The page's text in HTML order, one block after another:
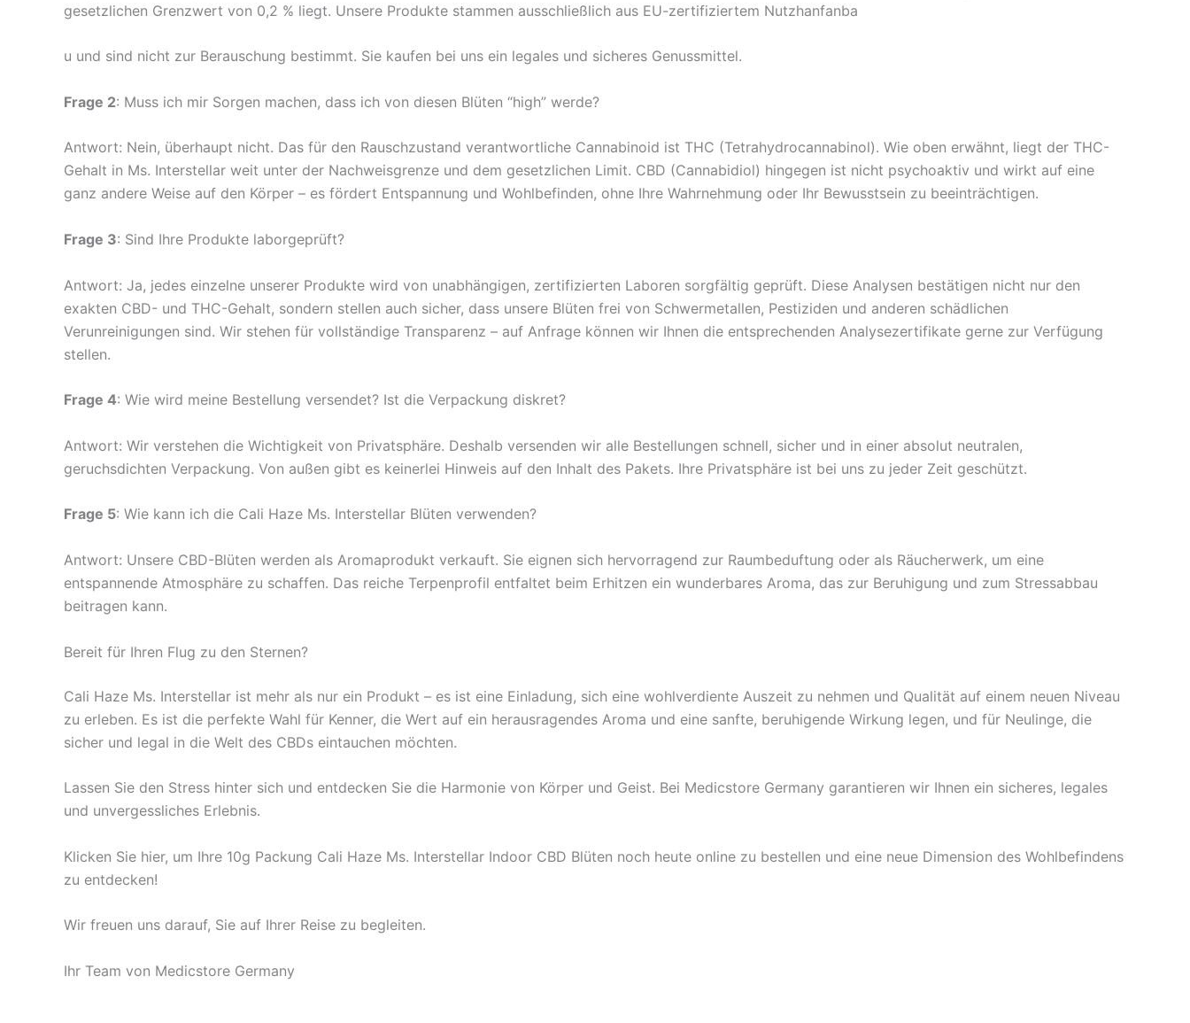
gesetzlichen Grenzwert von 0,2 % liegt. Unsere Produkte stammen ausschließlich aus EU-zertifiziertem Nutzhanfanba
u und sind nicht zur Berauschung bestimmt. Sie kaufen bei uns ein legales und sicheres Genussmittel.
Frage 2: Muss ich mir Sorgen machen, dass ich von diesen Blüten “high” werde?
Antwort: Nein, überhaupt nicht. Das für den Rauschzustand verantwortliche Cannabinoid ist THC (Tetrahydrocannabinol). Wie oben erwähnt, liegt der THC-
Gehalt in Ms. Interstellar weit unter der Nachweisgrenze und dem gesetzlichen Limit. CBD (Cannabidiol) hingegen ist nicht psychoaktiv und wirkt auf eine
ganz andere Weise auf den Körper – es fördert Entspannung und Wohlbefinden, ohne Ihre Wahrnehmung oder Ihr Bewusstsein zu beeinträchtigen.
Frage 3: Sind Ihre Produkte laborgeprüft?
Antwort: Ja, jedes einzelne unserer Produkte wird von unabhängigen, zertifizierten Laboren sorgfältig geprüft. Diese Analysen bestätigen nicht nur den
exakten CBD- und THC-Gehalt, sondern stellen auch sicher, dass unsere Blüten frei von Schwermetallen, Pestiziden und anderen schädlichen
Verunreinigungen sind. Wir stehen für vollständige Transparenz – auf Anfrage können wir Ihnen die entsprechenden Analysezertifikate gerne zur Verfügung
stellen.
Frage 4: Wie wird meine Bestellung versendet? Ist die Verpackung diskret?
Antwort: Wir verstehen die Wichtigkeit von Privatsphäre. Deshalb versenden wir alle Bestellungen schnell, sicher und in einer absolut neutralen,
geruchsdichten Verpackung. Von außen gibt es keinerlei Hinweis auf den Inhalt des Pakets. Ihre Privatsphäre ist bei uns zu jeder Zeit geschützt.
Frage 5: Wie kann ich die Cali Haze Ms. Interstellar Blüten verwenden?
Antwort: Unsere CBD-Blüten werden als Aromaprodukt verkauft. Sie eignen sich hervorragend zur Raumbeduftung oder als Räucherwerk, um eine
entspannende Atmosphäre zu schaffen. Das reiche Terpenprofil entfaltet beim Erhitzen ein wunderbares Aroma, das zur Beruhigung und zum Stressabbau
beitragen kann.
Bereit für Ihren Flug zu den Sternen?
Cali Haze Ms. Interstellar ist mehr als nur ein Produkt – es ist eine Einladung, sich eine wohlverdiente Auszeit zu nehmen und Qualität auf einem neuen Niveau
zu erleben. Es ist die perfekte Wahl für Kenner, die Wert auf ein herausragendes Aroma und eine sanfte, beruhigende Wirkung legen, und für Neulinge, die
sicher und legal in die Welt des CBDs eintauchen möchten.
Lassen Sie den Stress hinter sich und entdecken Sie die Harmonie von Körper und Geist. Bei Medicstore Germany garantieren wir Ihnen ein sicheres, legales
und unvergessliches Erlebnis.
Klicken Sie hier, um Ihre 10g Packung Cali Haze Ms. Interstellar Indoor CBD Blüten noch heute online zu bestellen und eine neue Dimension des Wohlbefindens
zu entdecken!
Wir freuen uns darauf, Sie auf Ihrer Reise zu begleiten.
Ihr Team von Medicstore Germany